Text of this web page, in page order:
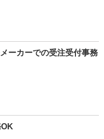
ーカーでの受注受付事務